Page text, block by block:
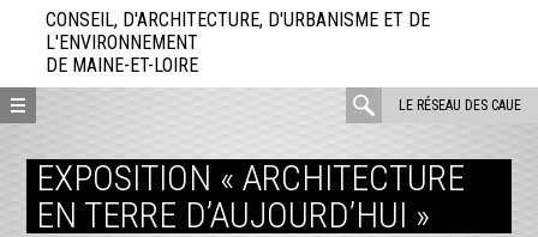
directement
contenu
CONSEIL, D'ARCHITECTURE, D'URBANISME ET DE
L'ENVIRONNEMENT
DE MAINE-ET-LOIRE
LE RÉSEAU DES CAUE
rechercher
EXPOSITION « ARCHITECTURE
EN TERRE D’AUJOURD’HUI »